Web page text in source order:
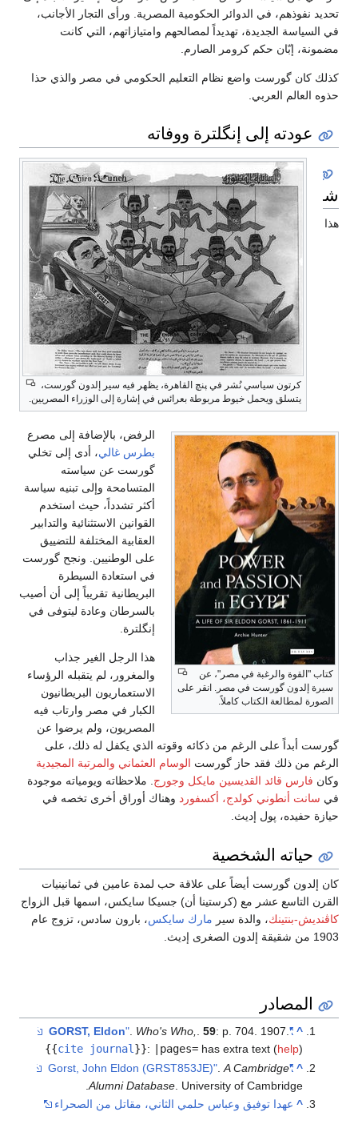
تحديد نفوذهم، في الدوائر الحكومية المصرية. ورأى التجار الأجانب،
في السياسة الجديدة، تهديداً لمصالحهم وامتيازاتهم، التي كانت
مضمونة، إبّان حكم كرومر الصارم.
كذلك كان گورست واضع نظام التعليم الحكومي في مصر والذي حذا
حذوه العالم العربي.
عودته إلى إنگلترة ووفاته
كرتون سياسي نُشر في پنچ القاهرة، يظهر فيه سير إلدون گورست،
يتسلق ويحمل خيوط مربوطة بعرائس في إشارة إلى الوزراء المصريين.
شخصيته
كتاب "القوة والرغبة في مصر"، عن
سيرة إلدون گورست في مصر. انقر على
الصورة لمطالعة الكتاب كاملاً.
هذا
الرفض، بالإضافة إلى مصرع
بطرس غالي، أدى إلى تخلي
گورست عن سياسته
المتسامحة وإلى تبنيه سياسة
أكثر تشدداً، حيث استخدم
القوانين الاستثنائية والتدابير
العقابية المختلفة للتضييق
على الوطنيين. ونجح گورست
في استعادة السيطرة
البريطانية تقريباً إلى أن أصيب
بالسرطان وعادة ليتوفى في
إنگلترة.
هذا الرجل الغير جذاب
والمغرور، لم يتقبله الرؤساء
الاستعماريون البريطانيون
الكبار في مصر وارتاب فيه
المصريون، ولم يرضوا عن
گورست أبداً على الرغم من ذكائه وقوته الذي يكفل له ذلك، على
الرغم من ذلك فقد حاز گورست الوسام العثماني والمرتبة المجيدية
وكان فارس قائد القديسين مايكل وجورج. ملاحظاته ويومياته موجودة
في سانت أنطوني كولدج، أكسفورد وهناك أوراق أخرى تخصه في
حيازة حفيده، پول إديث.
حياته الشخصية
كان إلدون گورست أيضاً على علاقة حب لمدة عامين في ثمانينيات
القرن التاسع عشر مع (كرستينا أن) جسيكا سايكس، اسمها قبل الزواج
كاڤنديش-بنتينك، والدة سير مارك سايكس، بارون سادس، تزوج عام
1903 من شقيقة إلدون الصغرى إديث.
المصادر
^
"
GORST, Eldon". Who's Who,.59: p. 704. 1907.
{{cite journal}}: |pages= has extra text (help)
^
"Gorst, John Eldon (GRST853JE)"
.A Cambridge
Alumni Database . University of Cambridge.
^ عهدا توفيق وعباس حلمي الثاني، مقاتل من الصحراء